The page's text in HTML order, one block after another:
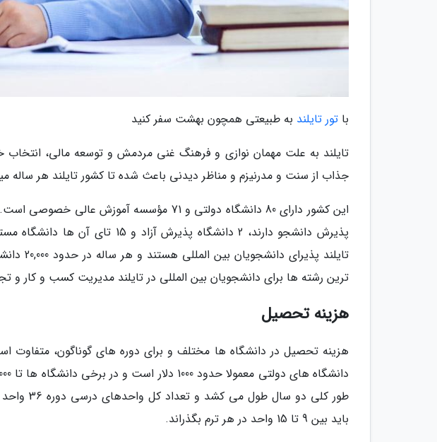
با تور تایلند به طبیعتی همچون بهشت سفر کنید
تایلند به علت مهمان نوازی و فرهنگ غنی مردمش و توسعه مالی، انتخاب
جذاب از سنت و مدرنیزم و مناظر دیدنی باعث شده تا کشور تایلند هر ساله میزبان بیش از 20,000 دانشجوی
پذیرش دانشجو دارند، 2 دانشگاه
تایلند
ترین رشته ها برای دانشجویان بین المللی در تایلند مدیریت کسب و کار و
هزینه تحصیل
هزینه تحصیل در دانشگاه ها مختلف و برای دوره های گوناگون،
طور کلی
باید بین 9 تا 15 واحد در هر ترم بگذراند.